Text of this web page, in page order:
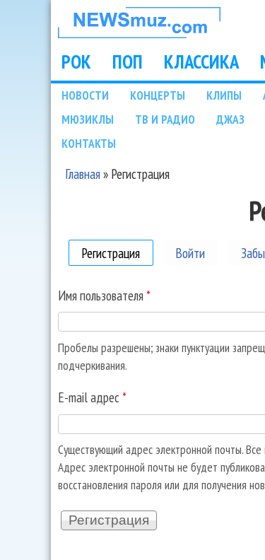
НОВОСТИ
МУЗЫКИ И
ШОУ БИЗНЕСА
NEWSMUZ.COM
Main menu
РОК ПОП КЛАССИКА
Подразделы
НОВОСТИ КОНЦЕРТЫ КЛИПЫ
МЮЗИКЛЫ
ТВ И РАДИО ДЖАЗ
КОНТАКТЫ
Главная» Регистрация
Регистрация (активная вкладка)
Войти
Имя пользователя *
Пробелы разрешены; знаки пунктуации
подчеркивания.
E-mail адрес *
Существующий адрес электронной почты.
Адрес электронной почты не будет
восстановления пароля или для получения